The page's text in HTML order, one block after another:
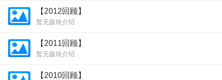
【2012回顾】
暂无版块介绍
【2011回顾】
暂无版块介绍
【2010回顾】